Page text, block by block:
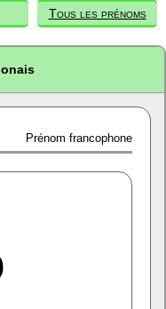
Tous les prénoms
Prénom francophone